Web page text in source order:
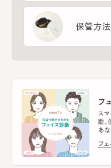
保管方法
フ
ス
断
あ
フ